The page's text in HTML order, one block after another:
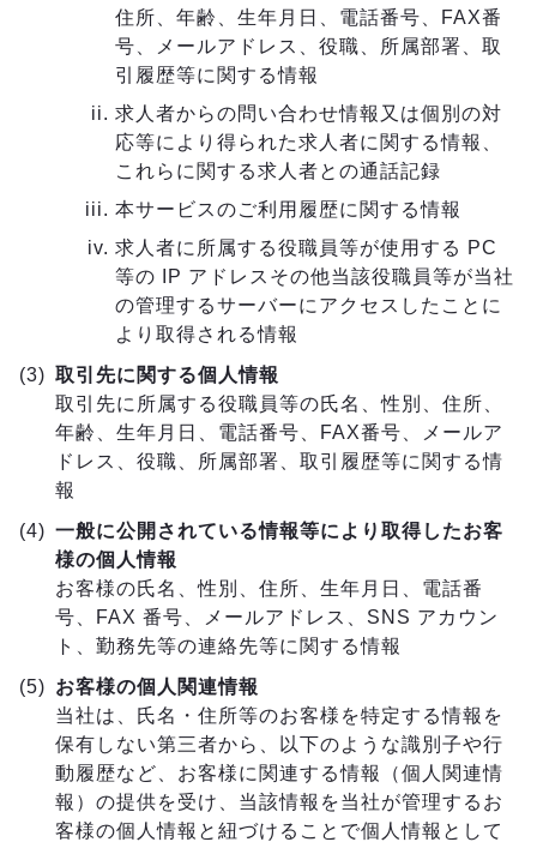
住所、年齢、生年月日、電話番号、FAX番
号、メールアドレス、役職、所属部署、取
引履歴等に関する情報
求人者からの問い合わせ情報又は個別の対
応等により得られた求人者に関する情報、
これらに関する求人者との通話記録
本サービスのご利用履歴に関する情報
求人者に所属する役職員等が使用する PC
等の IP アドレスその他当該役職員等が当社
の管理するサーバーにアクセスしたことに
より取得される情報
取引先に関する個人情報
取引先に所属する役職員等の氏名、性別、住所、
年齢、生年月日、電話番号、FAX番号、メールア
ドレス、役職、所属部署、取引履歴等に関する情
報
一般に公開されている情報等により取得したお客
様の個人情報
お客様の氏名、性別、住所、生年月日、電話番
号、FAX 番号、メールアドレス、SNS アカウン
ト、勤務先等の連絡先等に関する情報
お客様の個人関連情報
当社は、氏名・住所等のお客様を特定する情報を
保有しない第三者から、以下のような識別子や行
動履歴など、お客様に関連する情報（個人関連情
報）の提供を受け、当該情報を当社が管理するお
客様の個人情報と紐づけることで個人情報として